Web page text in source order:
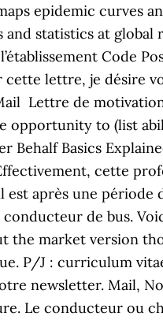
epidemic curves
statistics at global
Code
lettre, je désire
Lettre de
opportunity to (list
Behalf Basics
cette
après une période
de bus.
the market version
P/J : curriculum
newsletter. Mail,
Le conducteur ou